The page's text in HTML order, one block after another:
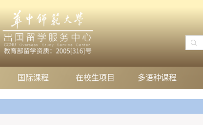
国际课程 在校生项目 多语种课程